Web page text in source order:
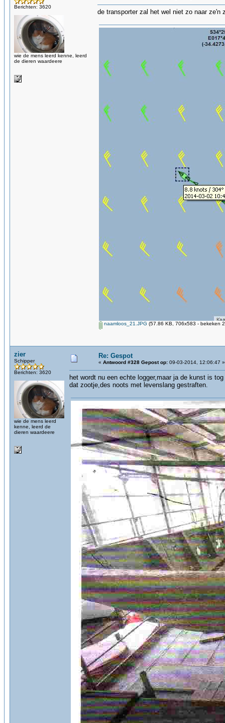
Berichten: 3620
wie de mens leerd kenne, leerd
de dieren waardeere
de transporter zal het wel niet zo naar ze'n
naamloos_21.JPG (57.86 KB, 706x583 - bekeken
zier
Schipper
Berichten: 3620
wie de mens leerd
kenne, leerd de
dieren waardeere
Re: Gespot
« Antwoord #328 Gepost op: 09-03-2014, 12:06:47 »
het wordt nu een echte logger,maar ja de kunst is
dat zootje,des noots met levenslang gestraften.